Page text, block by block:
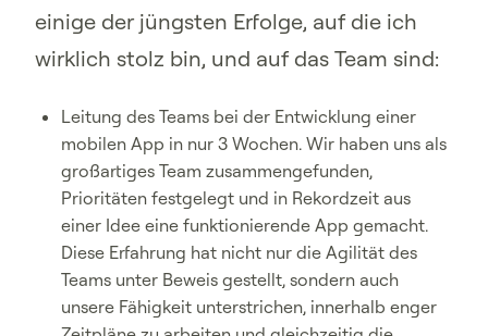
einige der jüngsten Erfolge, auf die ich
wirklich stolz bin, und auf das Team sind:
Leitung des Teams bei der Entwicklung einer
mobilen App in nur 3 Wochen. Wir haben uns als
großartiges Team zusammengefunden,
Prioritäten festgelegt und in Rekordzeit aus
einer Idee eine funktionierende App gemacht.
Diese Erfahrung hat nicht nur die Agilität des
Teams unter Beweis gestellt, sondern auch
unsere Fähigkeit unterstrichen, innerhalb enger